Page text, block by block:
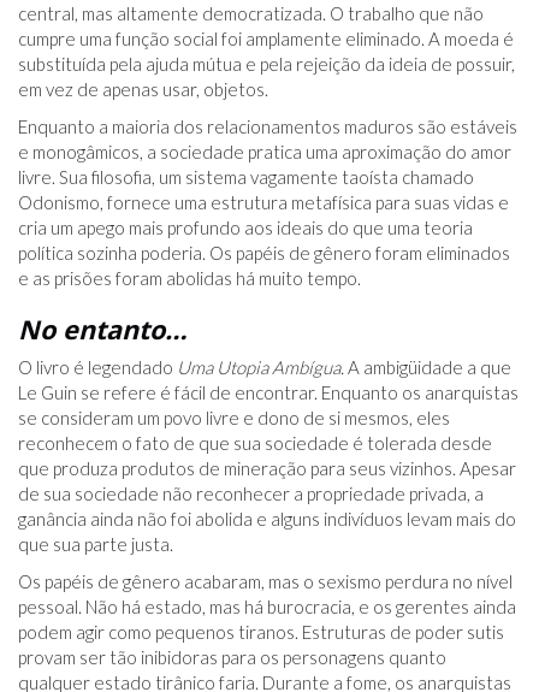
central, mas altamente democratizada. O trabalho que não
cumpre uma função social foi amplamente eliminado. A moeda é
substituída pela ajuda mútua e pela rejeição da ideia de possuir,
em vez de apenas usar, objetos.
Enquanto a maioria dos relacionamentos maduros são estáveis ​​
e monogâmicos, a sociedade pratica uma aproximação do amor
livre. Sua filosofia, um sistema vagamente taoísta chamado
Odonismo, fornece uma estrutura metafísica para suas vidas e
cria um apego mais profundo aos ideais do que uma teoria
política sozinha poderia. Os papéis de gênero foram eliminados
e as prisões foram abolidas há muito tempo.
No entanto…
O livro é legendado Uma Utopia Ambígua. A ambigüidade a que
Le Guin se refere é fácil de encontrar. Enquanto os anarquistas
se consideram um povo livre e dono de si mesmos, eles
reconhecem o fato de que sua sociedade é tolerada desde
que produza produtos de mineração para seus vizinhos. Apesar
de sua sociedade não reconhecer a propriedade privada, a
ganância ainda não foi abolida e alguns indivíduos levam mais do
que sua parte justa.
Os papéis de gênero acabaram, mas o sexismo perdura no nível
pessoal. Não há estado, mas há burocracia, e os gerentes ainda
podem agir como pequenos tiranos. Estruturas de poder sutis
provam ser tão inibidoras para os personagens quanto
qualquer estado tirânico faria. Durante a fome, os anarquistas